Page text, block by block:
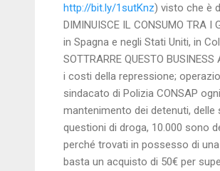
http://bit.ly/1sutKnz) visto che è
DIMINUISCE IL CONSUMO TRA
in Spagna e negli Stati Uniti, in
SOTTRARRE QUESTO
i costi della repressione;
sindacato di Polizia CONSAP
mantenimento dei detenuti,
questioni di droga, 10.000 sono
perché trovati in possesso di
basta un acquisto di 50€ per